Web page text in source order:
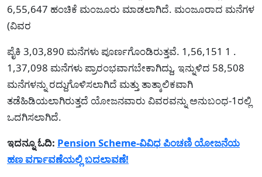
6,55,647 ಹಂಚಿಕೆ ಮಂಜೂರು ಮಾಡಲಾಗಿದೆ. ಮಂಜೂರಾದ ಮನೆಗಳ
(ವಿವರ
ಪೈಕಿ 3,03,890 ಮನೆಗಳು ಪೂರ್ಣಗೊಂಡಿರುತ್ತವೆ. 1,56,151 1 .
1,37,098 ಮನೆಗಳು ಪ್ರಾರಂಭವಾಗಬೇಕಾಗಿದ್ದು, ಇನ್ನುಳಿದ 58,508
ಮನೆಗಳನ್ನು ರದ್ದುಗೊಳಿಸಲಾಗಿದೆ ಮತ್ತು ತಾತ್ಕಾಲಿಕವಾಗಿ
ತಡೆಹಿಡಿಯಲಾಗಿರುತ್ತದೆ ಯೋಜನವಾರು ವಿವರವನ್ನು ಅನುಬಂಧ-1ರಲ್ಲಿ
ಒದಗಿಸಲಾಗಿದೆ.
ಇದನ್ನೂ ಓದಿ: Pension Scheme-ವಿವಿಧ ಪಿಂಚಣಿ ಯೋಜನೆಯ
ಹಣ ವರ್ಗಾವಣೆಯಲ್ಲಿ ಬದಲಾವಣೆ!